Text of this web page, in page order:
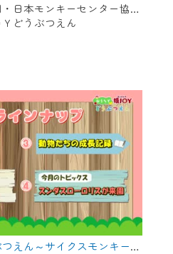
世界屈指のサル類動物園・日本モンキーセンター協力の親子で学べる動物番組。
どうぶつえん
おうちで猿ジョイどうぶつえん～サイクスモンキー～（2024年12月16日初回放送）